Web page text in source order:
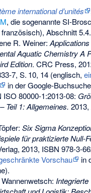
international d’unités
, die sogenannte SI-
Abschnitt
R. Weiner:
Aquatic Chemistry A
Edition. CRC Press,
7,S. 10, 14 (englisch,
in der Google-
ISO 80000-1:2013-08:
Teil 1: Allgemeines.
Six Sigma
für praktizierte Null-
2013, ISBN 978-3-
Vorschau
in
Integrierte